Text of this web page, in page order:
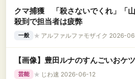
クマ捕獲 「殺さないでくれ」「
殺到で担当者は疲弊
一般 ★ アルファルファモザイク 2026-
【画像】豊田ルナのすんごいおケ
芸能 ★ じわ速 2026-06-12